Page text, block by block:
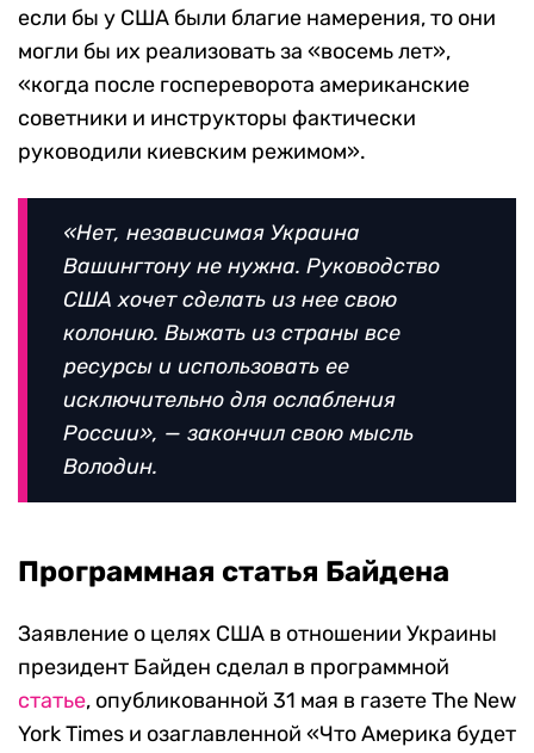
если бы у США были благие намерения, то они
могли бы их реализовать за «восемь лет»,
«когда после госпереворота американские
советники и инструкторы фактически
руководили киевским режимом».
«Нет, независимая Украина
Вашингтону не нужна. Руководство
США хочет сделать из нее свою
колонию. Выжать из страны все
ресурсы и использовать ее
исключительно для ослабления
России», — закончил свою мысль
Володин.
Программная статья Байдена
Заявление о целях США в отношении Украины
президент Байден сделал в программной
статье, опубликованной 31 мая в газетеThe New
York Times и озаглавленной «Что Америка будет